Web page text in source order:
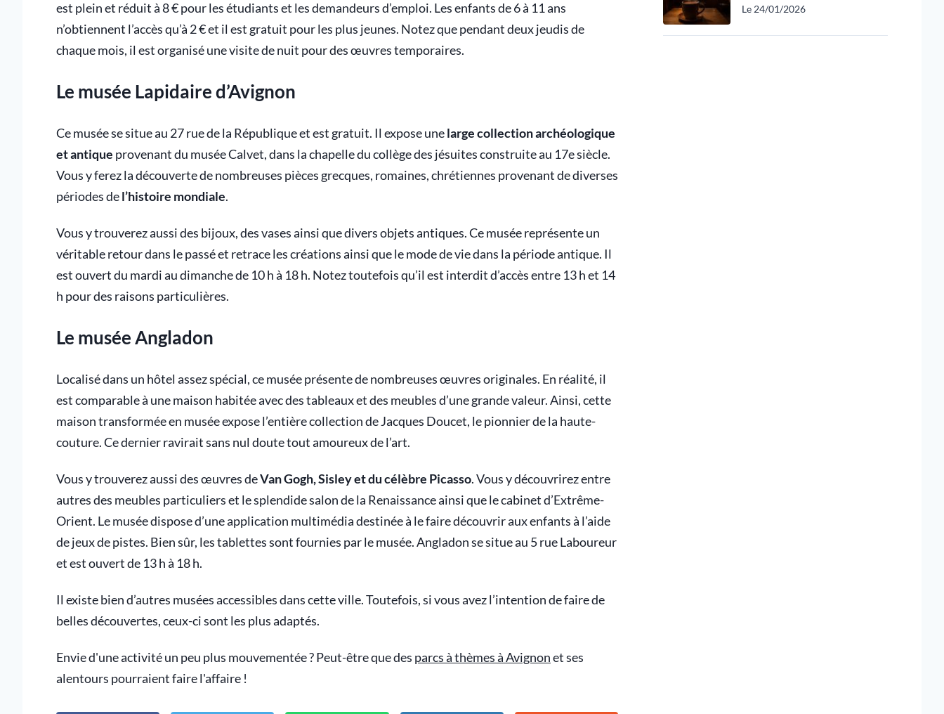
est plein et réduit à 8 € pour les étudiants et les demandeurs d’emploi. Les enfants de 6 à 11 ans
n’obtiennent l’accès qu’à 2 € et il est gratuit pour les plus jeunes. Notez que pendant deux jeudis de
chaque mois, il est organisé une visite de nuit pour des œuvres temporaires.
Le musée Lapidaire d’Avignon
Ce musée se situe au 27 rue de la République et est gratuit. Il expose unelarge collection archéologique
et antique provenant du musée Calvet, dans la chapelle du collège des jésuites construite au 17e siècle.
Vous y ferez la découverte de nombreuses pièces grecques, romaines, chrétiennes provenant de diverses
périodes del’histoire mondiale.
Vous y trouverez aussi des bijoux, des vases ainsi que divers objets antiques. Ce musée représente un
véritable retour dans le passé et retrace les créations ainsi que le mode de vie dans la période antique. Il
est ouvert du mardi au dimanche de 10 h à 18 h. Notez toutefois qu’il est interdit d’accès entre 13 h et 14
h pour des raisons particulières.
Le musée Angladon
Localisé dans un hôtel assez spécial, ce musée présente de nombreuses œuvres originales. En réalité, il
est comparable à une maison habitée avec des tableaux et des meubles d’une grande valeur. Ainsi, cette
maison transformée en musée expose l’entière collection de Jacques Doucet, le pionnier de la haute-
couture. Ce dernier ravirait sans nul doute tout amoureux de l’art.
Vous y trouverez aussi des œuvres deVan Gogh, Sisley et du célèbre Picasso. Vous y découvrirez entre
autres des meubles particuliers et le splendide salon de la Renaissance ainsi que le cabinet d’Extrême-
Orient. Le musée dispose d’une application multimédia destinée à le faire découvrir aux enfants à l’aide
de jeux de pistes. Bien sûr, les tablettes sont fournies par le musée. Angladon se situe au 5 rue Laboureur
et est ouvert de 13 h à 18 h.
Il existe bien d’autres musées accessibles dans cette ville. Toutefois, si vous avez l’intention de faire de
belles découvertes, ceux-ci sont les plus adaptés.
Envie d'une activité un peu plus mouvementée ? Peut-être que des parcs à thèmes à Avignonet ses
alentours pourraient faire l'affaire !
Le 24/01/2026